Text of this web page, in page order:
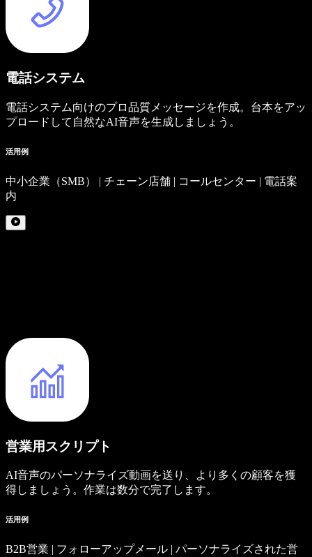
電話システム
電話システム向けのプロ品質メッセージを作成。台本をアッ
プロードして自然なAI音声を生成しましょう。
活用例
中小企業（SMB） | チェーン店舗 | コールセンター | 電話案
内
営業用スクリプト
AI音声のパーソナライズ動画を送り、より多くの顧客を獲
得しましょう。作業は数分で完了します。
活用例
B2B営業 | フォローアップメール | パーソナライズされた営